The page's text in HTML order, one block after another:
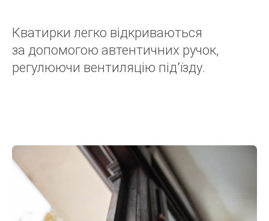
Кватирки легко відкриваються
за допомогою автентичних ручок,
регулюючи вентиляцію під'їзду.